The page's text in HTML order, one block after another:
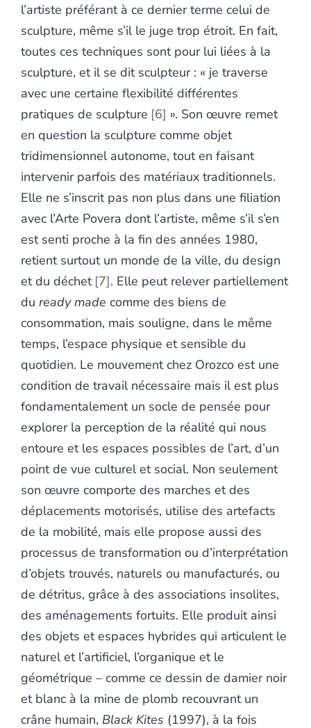
l’artiste préférant à ce dernier terme celui de
sculpture, même s’il le juge trop étroit. En fait,
toutes ces techniques sont pour lui liées à la
sculpture, et il se dit sculpteur : « je traverse
avec une certaine flexibilité différentes
pratiques de sculpture 6 ». Son œuvre remet
en question la sculpture comme objet
tridimensionnel autonome, tout en faisant
intervenir parfois des matériaux traditionnels.
Elle ne s’inscrit pas non plus dans une filiation
avec l’Arte Povera dont l’artiste, même s’il s’en
est senti proche à la fin des années 1980,
retient surtout un monde de la ville, du design
et du déchet 7 . Elle peut relever partiellement
du ready made comme des biens de
consommation, mais souligne, dans le même
temps, l’espace physique et sensible du
quotidien. Le mouvement chez Orozco est une
condition de travail nécessaire mais il est plus
fondamentalement un socle de pensée pour
explorer la perception de la réalité qui nous
entoure et les espaces possibles de l’art, d’un
point de vue culturel et social. Non seulement
son œuvre comporte des marches et des
déplacements motorisés, utilise des artefacts
de la mobilité, mais elle propose aussi des
processus de transformation ou d’interprétation
d’objets trouvés, naturels ou manufacturés, ou
de détritus, grâce à des associations insolites,
des aménagements fortuits. Elle produit ainsi
des objets et espaces hybrides qui articulent le
naturel et l’artificiel, l’organique et le
géométrique – comme ce dessin de damier noir
et blanc à la mine de plomb recouvrant un
crâne humain, Black Kites (1997), à la fois